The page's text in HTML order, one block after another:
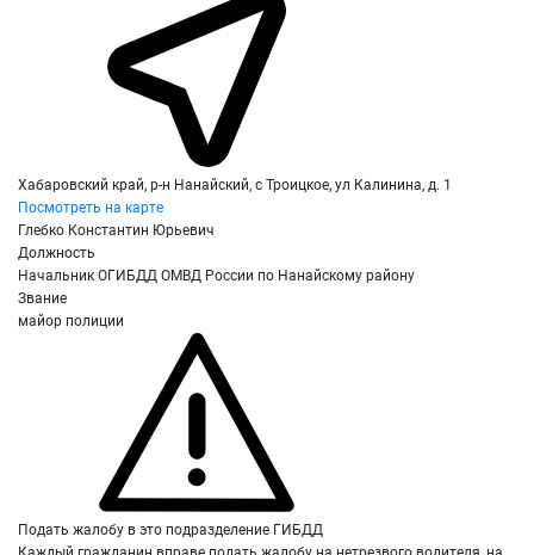
Хабаровский край, р-н Нанайский, с Троицкое, ул Калинина, д. 1
Посмотреть на карте
Глебко Константин Юрьевич
Должность
Начальник ОГИБДД ОМВД России по Нанайскому району
Звание
майор полиции
Подать жалобу в это подразделение ГИБДД